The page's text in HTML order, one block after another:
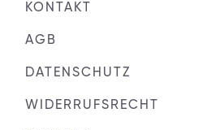
KONTAKT
AGB
DATENSCHUTZ
WIDERRUFSRECHT